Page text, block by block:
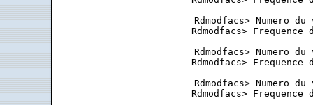
Rdmodfacs> Numero
Rdmodfacs>
Rdmodfacs> Numero
Rdmodfacs>
Rdmodfacs> Numero
Rdmodfacs>